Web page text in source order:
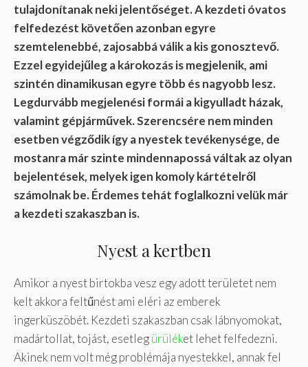
tulajdonítanak neki jelentőséget. A kezdeti óvatos
felfedezést követően azonban egyre
szemtelenebbé, zajosabbá válik a kis gonosztevő.
Ezzel egyidejűleg a károkozás is megjelenik, ami
szintén dinamikusan egyre több és nagyobb lesz.
Legdurvább megjelenési formái a kigyulladt házak,
valamint gépjárművek. Szerencsére nem minden
esetben végződik így a nyestek tevékenysége, de
mostanra már szinte mindennapossá váltak az olyan
bejelentések, melyek igen komoly kártételről
számolnak be. Érdemes tehát foglalkozni velük már
a kezdeti szakaszban is.
Nyest a kertben
Amikor a nyest birtokba vesz egy adott területet nem
kelt akkora feltűnést ami eléri az emberek
ingerküszöbét. Kezdeti szakaszban csak lábnyomokat,
madártollat, tojást, esetlegürüléket lehet felfedezni.
Akinek nem volt még problémája nyestekkel, annak fel